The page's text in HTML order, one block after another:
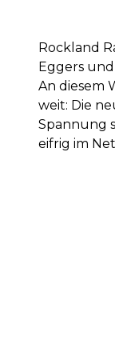
Rockland
Eggers
An diesem
weit: Die
Spannung
eifrig im